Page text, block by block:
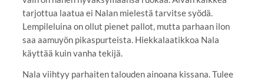
tarjottua laatua ei Nalan mielestä tarvitse syödä.
Lempileluina on ollut pienet pallot, mutta parhaan ilon
saa aamuyön pikaspurteista. Hiekkalaatikkoa Nala
käyttää kuin vanha tekijä.
Nala viihtyy parhaiten talouden ainoana kissana. Tulee